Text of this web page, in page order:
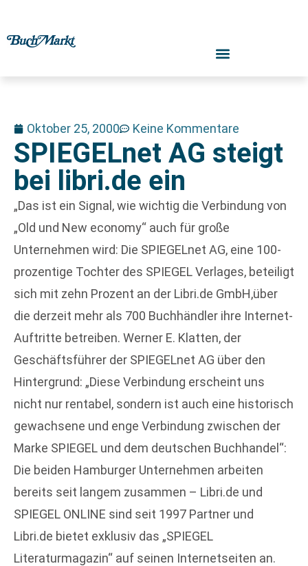
Oktober 25, 2000 Keine Kommentare
SPIEGELnet AG steigt
bei libri.de ein
„Das ist ein Signal, wie wichtig die Verbindung von
„Old und New economy“ auch für große
Unternehmen wird: Die SPIEGELnet AG, eine 100-
prozentige Tochter des SPIEGEL Verlages, beteiligt
sich mit zehn Prozent an der Libri.de GmbH,über
die derzeit mehr als 700 Buchhändler ihre Internet-
Auftritte betreiben. Werner E. Klatten, der
Geschäftsführer der SPIEGELnet AG über den
Hintergrund: „Diese Verbindung erscheint uns
nicht nur rentabel, sondern ist auch eine historisch
gewachsene und enge Verbindung zwischen der
Marke SPIEGEL und dem deutschen Buchhandel“:
Die beiden Hamburger Unternehmen arbeiten
bereits seit langem zusammen – Libri.de und
SPIEGEL ONLINE sind seit 1997 Partner und
Libri.de bietet exklusiv das „SPIEGEL
Literaturmagazin“ auf seinen Internetseiten an.